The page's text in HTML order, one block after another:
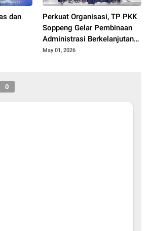
dan
Perkuat Organisasi, TP PKK
Soppeng Gelar Pembinaan
Administrasi Berkelanjutan
di Lilirilau
May 01, 2026
0